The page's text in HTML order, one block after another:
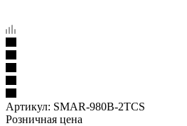
Артикул: SMAR-980B-2TCS
Розничная цена